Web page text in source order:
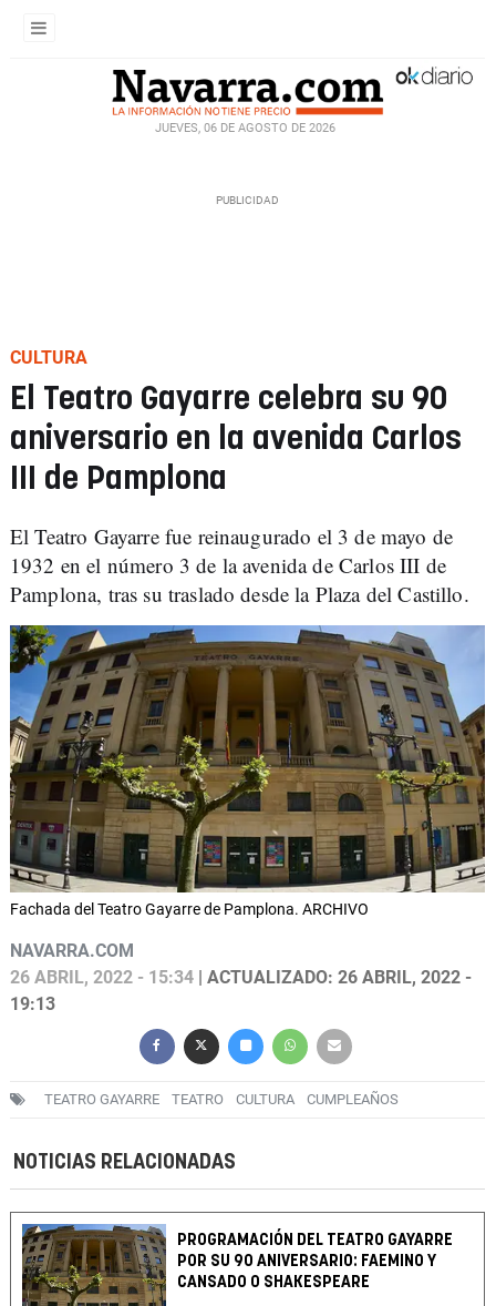
JUEVES, 06 DE AGOSTO DE 2026
CULTURA
El Teatro Gayarre celebra su 90
aniversario en la avenida Carlos
III de Pamplona
El Teatro Gayarre fue reinaugurado el 3 de mayo de
1932 en el número 3 de la avenida de Carlos III de
Pamplona, tras su traslado desde la Plaza del Castillo.
Fachada del Teatro Gayarre de Pamplona. ARCHIVO
NAVARRA.COM
26 ABRIL, 2022 - 15:34 | ACTUALIZADO: 26 ABRIL, 2022 -
19:13
TEATRO GAYARRE TEATRO CULTURA CUMPLEAÑOS
NOTICIAS RELACIONADAS
PROGRAMACIÓN DEL TEATRO GAYARRE
POR SU 90 ANIVERSARIO: FAEMINO Y
CANSADO O SHAKESPEARE